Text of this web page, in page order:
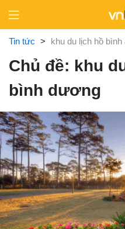
content
Tin tức > khu du lịch hồ
Chủ đề: khu
bình dương